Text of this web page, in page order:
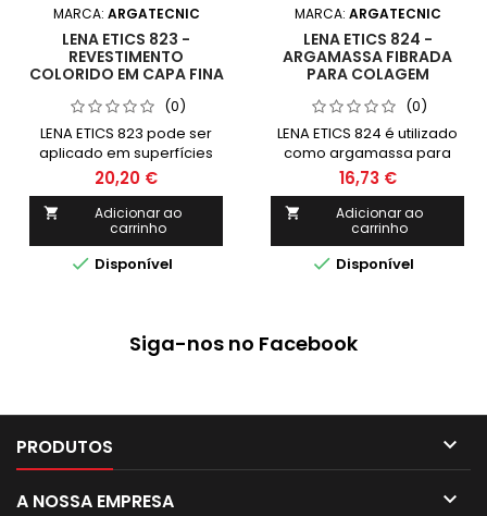
MARCA: ARGATECNIC
LENA ETICS 823 -
REVESTIMENTO
COLORIDO EM CAPA FINA
(0)
LENA ETICS 823 pode ser
aplicado em superfícies
interiores e exteriores,
constituindo acabamento
areado para o sistema
ETICS. Permite também
reabilitar áreas de reboco
antigo, que apresente
20,20 €

Adicionar ao
carrinho
 Disponível
MARCA: ARGATECNIC
LENA ETICS 824 -
ARGAMASSA FIBRADA
PARA COLAGEM
(0)
LENA ETICS 824 é utilizado
como argamassa para
colagem e barramento de
placas isolantes, como
poliestireno expandido
(EPS), extrudido (XPS), lã
mineral ou aglomerado de
cortiça.
16,73 €

Adicionar ao
carrinho
 Disponível
Siga-nos no Facebook
PRODUTOS 
A NOSSA EMPRESA 